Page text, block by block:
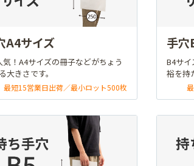
A4サイズ
気！A4サイズの冊子などがちょう
大きさです。
最短15営業日出荷／最小ロット500枚
手穴
B4サ
裕を持